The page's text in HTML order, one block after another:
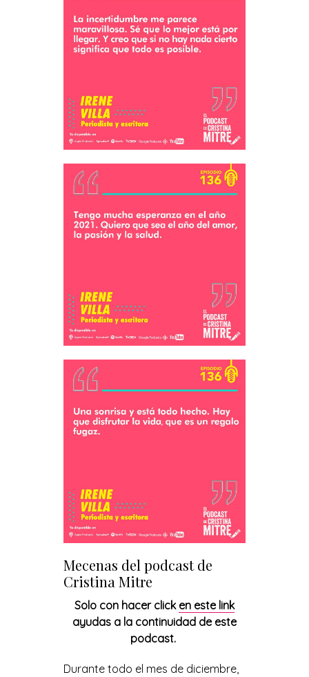
Mecenas del podcast de
Cristina Mitre
Solo con hacer click en este link
ayudas a la continuidad de este
podcast.
Durante todo el mes de diciembre,